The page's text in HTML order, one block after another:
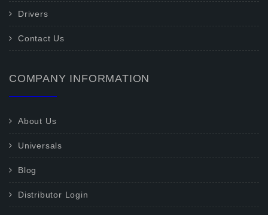
Drivers
Contact Us
COMPANY INFORMATION
About Us
Universals
Blog
Distributor Login